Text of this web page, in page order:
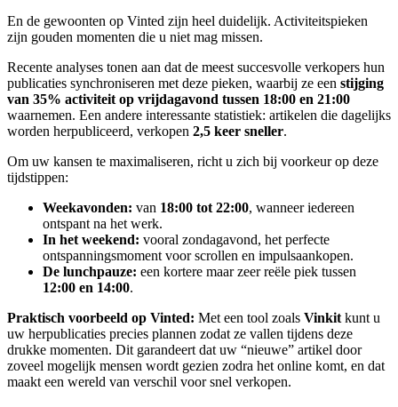
En de gewoonten op Vinted zijn heel duidelijk. Activiteitspieken
zijn gouden momenten die u niet mag missen.
Recente analyses tonen aan dat de meest succesvolle verkopers hun
publicaties synchroniseren met deze pieken, waarbij ze een stijging
van 35% activiteit op vrijdagavond tussen 18:00 en 21:00
waarnemen. Een andere interessante statistiek: artikelen die dagelijks
worden herpubliceerd, verkopen 2,5 keer sneller.
Om uw kansen te maximaliseren, richt u zich bij voorkeur op deze
tijdstippen:
Weekavonden: van 18:00 tot 22:00, wanneer iedereen
ontspant na het werk.
In het weekend: vooral zondagavond, het perfecte
ontspanningsmoment voor scrollen en impulsaankopen.
De lunchpauze: een kortere maar zeer reële piek tussen
12:00 en 14:00.
Praktisch voorbeeld op Vinted: Met een tool zoals Vinkit kunt u
uw herpublicaties precies plannen zodat ze vallen tijdens deze
drukke momenten. Dit garandeert dat uw “nieuwe” artikel door
zoveel mogelijk mensen wordt gezien zodra het online komt, en dat
maakt een wereld van verschil voor snel verkopen.